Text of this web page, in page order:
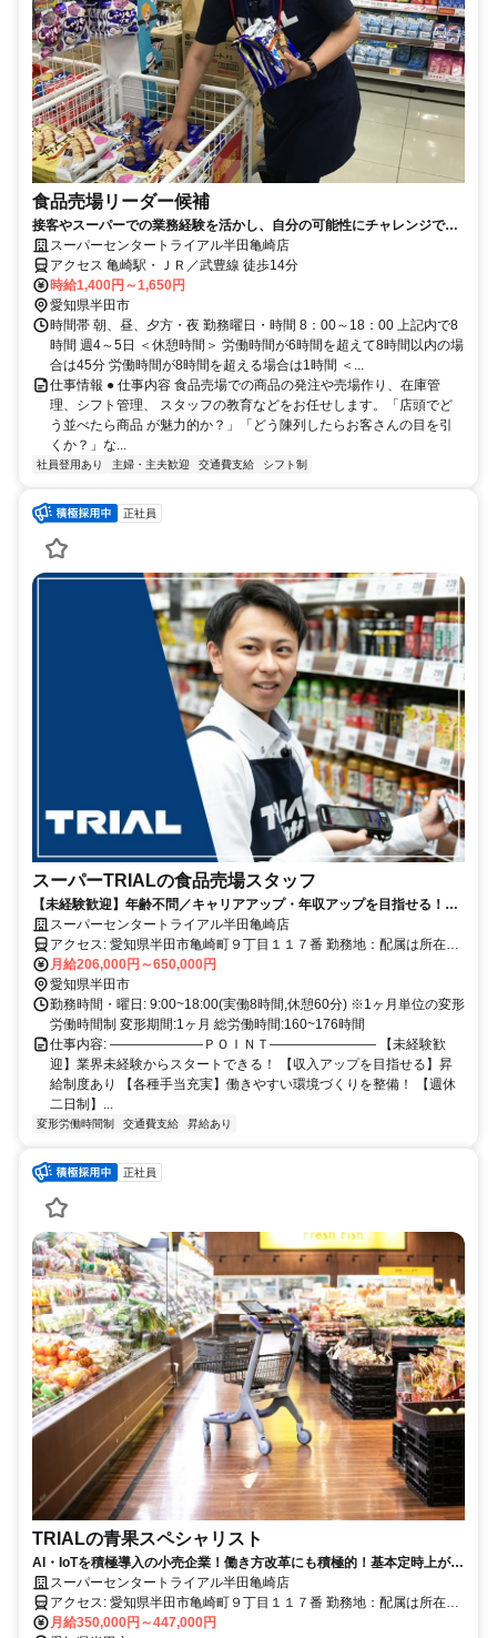
食品売場リーダー候補
接客やスーパーでの業務経験を活かし、自分の可能性にチャレンジでき
ます。昇進、昇給制度あり！
スーパーセンタートライアル半田亀崎店
アクセス 亀崎駅・ＪＲ／武豊線 徒歩14分
時給1,400円～1,650円
愛知県半田市
時間帯 朝、昼、夕方・夜 勤務曜日・時間 8：00～18：00 上記内で8
時間 週4～5日 ＜休憩時間＞ 労働時間が6時間を超えて8時間以内の場
合は45分 労働時間が8時間を超える場合は1時間 ＜...
仕事情報 ● 仕事内容 食品売場での商品の発注や売場作り、在庫管
理、シフト管理、 スタッフの教育などをお任せします。「店頭でど
う並べたら商品 が魅力的か？」「どう陳列したらお客さんの目を引
くか？」な...
社員登用あり 主婦・主夫歓迎 交通費支給 シフト制
正社員
スーパーTRIALの食品売場スタッフ
【未経験歓迎】年齢不問／キャリアアップ・年収アップを目指せる！／
小売業等の経験が活かせる／週休二日制／昇給・賞与あり／福利厚生充
実
スーパーセンタートライアル半田亀崎店
アクセス: 愛知県半田市亀崎町９丁目１１７番 勤務地：配属は所在地
の都道府県 ※初任地は最寄りの店舗又は希望エリアを優先し配属し
ます。 ※エリア内勤務または全国勤務いずれか希望を選択できま
す。
月給206,000円～650,000円
愛知県半田市
勤務時間・曜日: 9:00~18:00(実働8時間,休憩60分) ※1ヶ月単位の変形
労働時間制 変形期間:1ヶ月 総労働時間:160~176時間
仕事内容: ―――――――ＰＯＩＮＴ―――――――― 【未経験歓
迎】業界未経験からスタートできる！ 【収入アップを目指せる】昇
給制度あり 【各種手当充実】働きやすい環境づくりを整備！ 【週休
二日制】...
変形労働時間制 交通費支給 昇給あり
正社員
TRIALの青果スペシャリスト
AI・IoTを積極導入の小売企業！働き方改革にも積極的！基本定時上が
り！スーパーセンタートライアル半田亀崎店
アクセス: 愛知県半田市亀崎町９丁目１１７番 勤務地：配属は所在地
の都道府県 ※初任地は最寄りの店舗又は希望エリアを優先し配属し
月給350,000円～447,000円